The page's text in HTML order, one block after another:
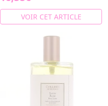
VOIR CET ARTICLE